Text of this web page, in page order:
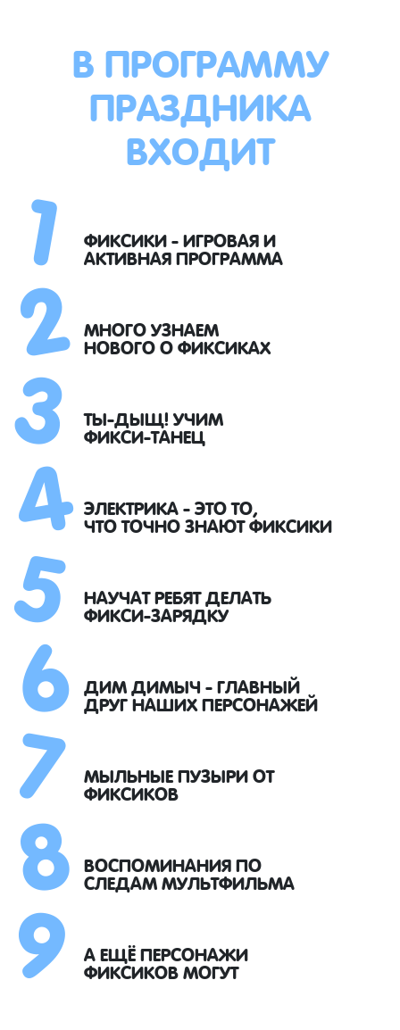
В ПРОГРАММУ
ПРАЗДНИКА
ВХОДИТ
ФИКСИКИ - ИГРОВАЯ И
АКТИВНАЯ ПРОГРАММА
МНОГО УЗНАЕМ
НОВОГО О ФИКСИКАХ
ТЫ-ДЫЩ! УЧИМ
ФИКСИ-ТАНЕЦ
ЭЛЕКТРИКА - ЭТО ТО,
ЧТО ТОЧНО ЗНАЮТ ФИКСИКИ
НАУЧАТ РЕБЯТ ДЕЛАТЬ
ФИКСИ-ЗАРЯДКУ
ДИМ ДИМЫЧ - ГЛАВНЫЙ
ДРУГ НАШИХ ПЕРСОНАЖЕЙ
МЫЛЬНЫЕ ПУЗЫРИ ОТ
ФИКСИКОВ
ВОСПОМИНАНИЯ ПО
СЛЕДАМ МУЛЬТФИЛЬМА
А ЕЩЁ ПЕРСОНАЖИ
ФИКСИКОВ МОГУТ